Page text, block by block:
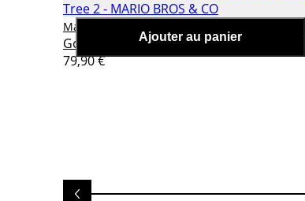
Ajouter au panier
Mario bros & co
Good Friends Tree 2
79,90 €